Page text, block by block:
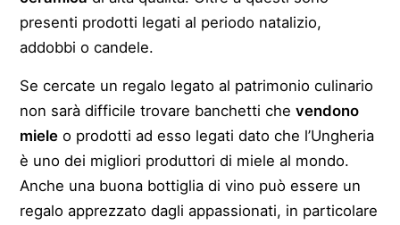
presenti prodotti legati al periodo natalizio,
addobbi o candele.
Se cercate un regalo legato al patrimonio culinario
non sarà difficile trovare banchetti chevendono
miele o prodotti ad esso legati dato che l’Ungheria
è uno dei migliori produttori di miele al mondo.
Anche una buona bottiglia di vino può essere un
regalo apprezzato dagli appassionati, in particolare